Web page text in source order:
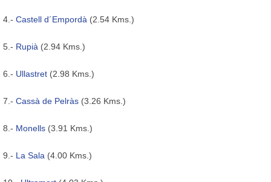
4.- Castell d´Empordà (2.54 Kms.)
5.- Rupià (2.94 Kms.)
6.- Ullastret (2.98 Kms.)
7.- Cassà de Pelràs (3.26 Kms.)
8.- Monells (3.91 Kms.)
9.- La Sala (4.00 Kms.)